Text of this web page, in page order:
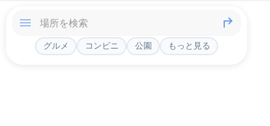
グルメ コンビニ 公園 もっと見る